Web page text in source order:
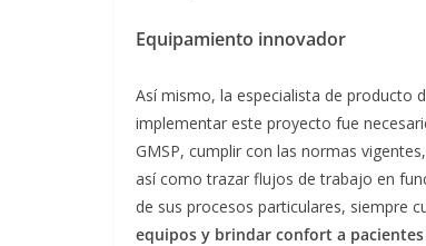
Equipamiento innovador
Así mismo, la especialista de producto
implementar este proyecto fue
GMSP, cumplir con las normas
así como trazar flujos de trabajo en
de sus procesos particulares, siempre
equipos y brindar confort a